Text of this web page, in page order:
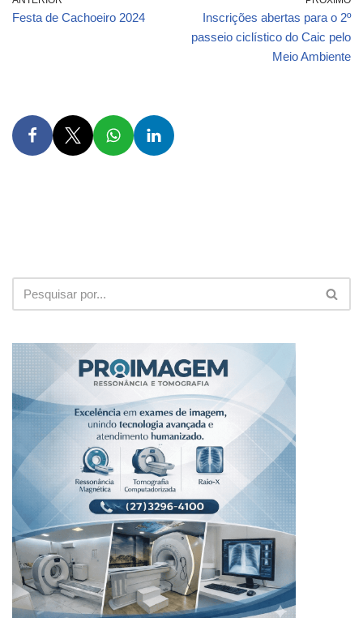
Festa de Cachoeiro 2024
Inscrições abertas para o 2º
passeio ciclístico do Caic pelo
Meio Ambiente